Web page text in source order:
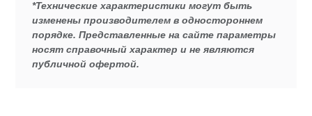
*Технические характеристики могут быть
изменены производителем в одностороннем
порядке. Представленные на сайте параметры
носят справочный характер и не являются
публичной офертой.